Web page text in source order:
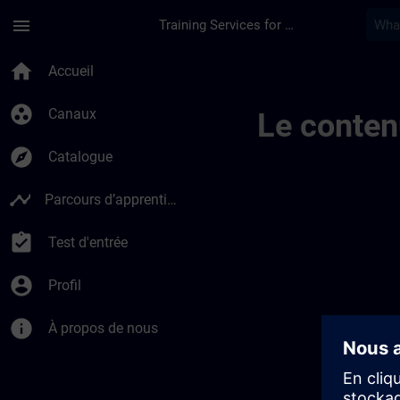
menu Training Services for Digital Industries
home Accueil
group_work Canaux
explore Catalogue
timeline Parcours d’apprentissage
assignment_turned_in Test d'entrée
account_circle Profil
info À propos de nous
Le